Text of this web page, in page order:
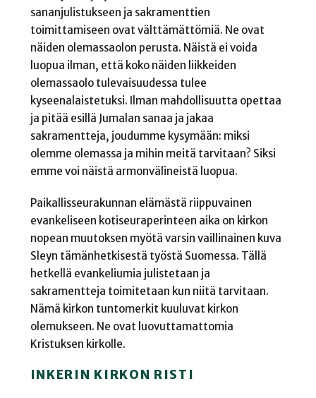
sananjulistukseen ja sakramenttien
toimittamiseen ovat välttämättömiä. Ne ovat
näiden olemassaolon perusta. Näistä ei voida
luopua ilman, että koko näiden liikkeiden
olemassaolo tulevaisuudessa tulee
kyseenalaistetuksi. Ilman mahdollisuutta opettaa
ja pitää esillä Jumalan sanaa ja jakaa
sakramentteja, joudumme kysymään: miksi
olemme olemassa ja mihin meitä tarvitaan? Siksi
emme voi näistä armonvälineistä luopua.
Paikallisseurakunnan elämästä riippuvainen
evankeliseen kotiseuraperinteen aika on kirkon
nopean muutoksen myötä varsin vaillinainen kuva
Sleyn tämänhetkisestä työstä Suomessa. Tällä
hetkellä evankeliumia julistetaan ja
sakramentteja toimitetaan kun niitä tarvitaan.
Nämä kirkon tuntomerkit kuuluvat kirkon
olemukseen. Ne ovat luovuttamattomia
Kristuksen kirkolle.
INKERIN KIRKON RISTI